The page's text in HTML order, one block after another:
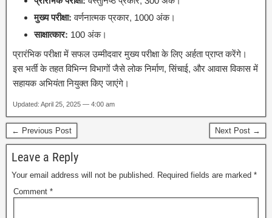
मुख्य परीक्षा: वर्णनात्मक प्रकार, 1000 अंक।
साक्षात्कार: 100 अंक।
प्रारंभिक परीक्षा में सफल उम्मीदवार मुख्य परीक्षा के लिए अर्हता प्राप्त करेंगे।
इस भर्ती के तहत विभिन्न विभागों जैसे लोक निर्माण, सिंचाई, और आवास विकास में
सहायक अभियंता नियुक्त किए जाएंगे।
Updated: April 25, 2025 — 4:00 am
← Previous Post Next Post →
Leave a Reply
Your email address will not be published. Required fields are marked *
Comment *